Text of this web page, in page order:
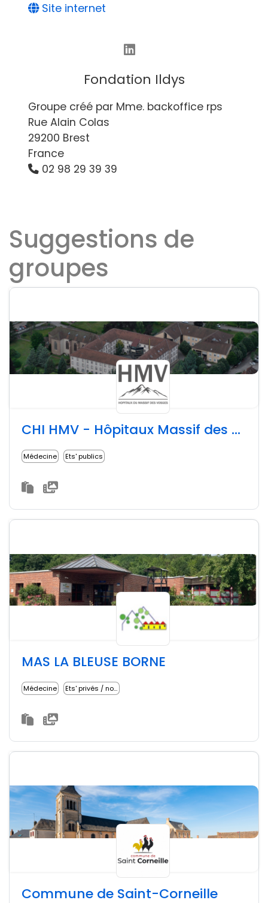
Site internet
Fondation Ildys
Groupe créé par Mme. backoffice rps
Rue Alain Colas
29200 Brest
France
02 98 29 39 39
Suggestions de
groupes
CHI HMV - Hôpitaux Massif des Vosges
Médecine Ets' publics
MAS LA BLEUSE BORNE
Médecine Ets' privés / non lucratifs
Commune de Saint-Corneille